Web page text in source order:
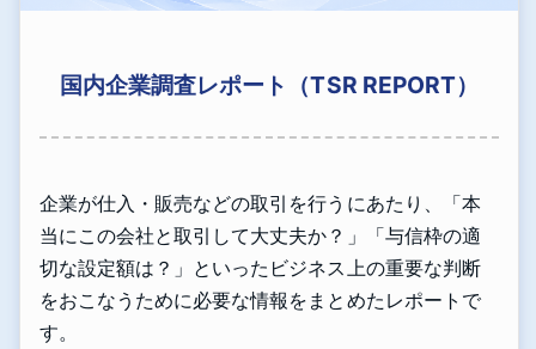
国内企業調査レポート（TSR REPORT）
企業が仕入・販売などの取引を行うにあたり、「本
当にこの会社と取引して大丈夫か？」「与信枠の適
切な設定額は？」といったビジネス上の重要な判断
をおこなうために必要な情報をまとめたレポートで
す。